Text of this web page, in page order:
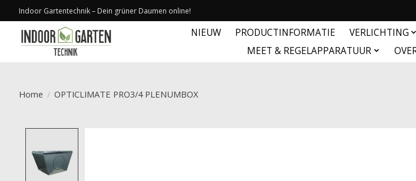
Indoor Gartentechnik – Dein grüner Daumen online!
NIEUW PRODUCTINFORMATIE VERLICHTING
MEET & REGELAPPARATUUR
Home / OPTICLIMATE PRO3/4 PLENUMBOX